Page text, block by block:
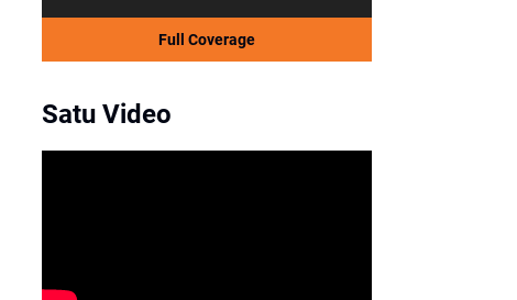
Full Coverage
Satu Video